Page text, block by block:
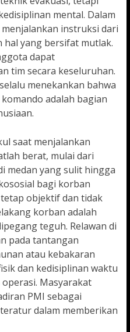
mental. Dalam
menjalankan instruksi dari
hal yang bersifat mutlak.
dapat
tim secara keseluruhan.
menekankan bahwa
adalah bagian
saat menjalankan
berat, mulai dari
medan yang sulit hingga
bagi korban
objektif dan tidak
korban adalah
teguh. Relawan di
pada tantangan
atau kebakaran
dan kedisiplinan waktu
Masyarakat
PMI sebagai
dalam memberikan